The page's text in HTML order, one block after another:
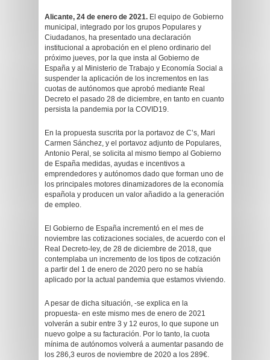
Alicante, 24 de enero de 2021. El equipo de Gobierno
municipal, integrado por los grupos Populares y
Ciudadanos, ha presentado una declaración
institucional a aprobación en el pleno ordinario del
próximo jueves, por la que insta al Gobierno de
España y al Ministerio de Trabajo y Economía Social a
suspender la aplicación de los incrementos en las
cuotas de autónomos que aprobó mediante Real
Decreto el pasado 28 de diciembre, en tanto en cuanto
persista la pandemia por la COVID19.
En la propuesta suscrita por la portavoz de C’s, Mari
Carmen Sánchez, y el portavoz adjunto de Populares,
Antonio Peral, se solicita al mismo tiempo al Gobierno
de España medidas, ayudas e incentivos a
emprendedores y autónomos dado que forman uno de
los principales motores dinamizadores de la economía
española y producen un valor añadido a la generación
de empleo.
El Gobierno de España incrementó en el mes de
noviembre las cotizaciones sociales, de acuerdo con el
Real Decreto-ley, de 28 de diciembre de 2018, que
contemplaba un incremento de los tipos de cotización
a partir del 1 de enero de 2020 pero no se había
aplicado por la actual pandemia que estamos viviendo.
A pesar de dicha situación, -se explica en la
propuesta- en este mismo mes de enero de 2021
volverán a subir entre 3 y 12 euros, lo que supone un
nuevo golpe a su facturación. Por lo tanto, la cuota
mínima de autónomos volverá a aumentar pasando de
los 286,3 euros de noviembre de 2020 a los 289€.